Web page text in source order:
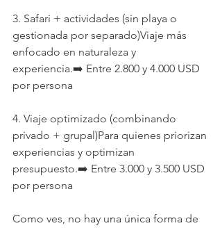
3. Safari + actividades (sin playa o
gestionada por separado)Viaje más
enfocado en naturaleza y
experiencia.➡️ Entre 2.800 y 4.000 USD
por persona
4. Viaje optimizado (combinando
privado + grupal)Para quienes priorizan
experiencias y optimizan
presupuesto.➡️ Entre 3.000 y 3.500 USD
por persona
Como ves, no hay una única forma de